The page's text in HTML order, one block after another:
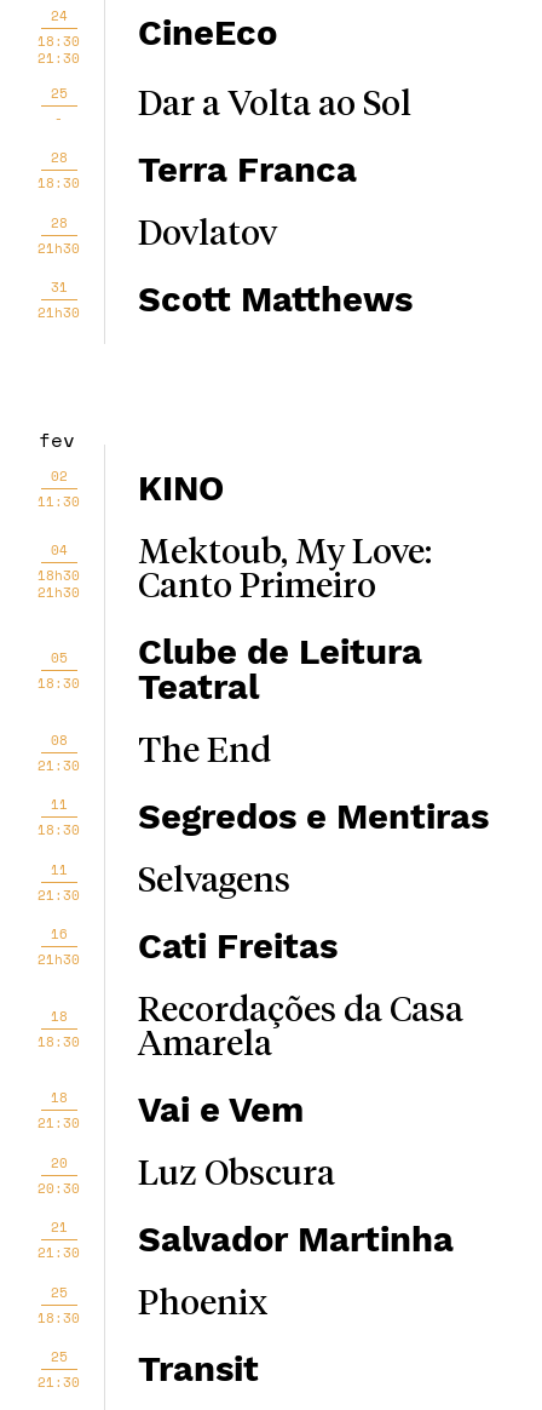
24
18:30
21:30
CineEco
25
-
Dar a Volta ao Sol
28
18:30
Terra Franca
28
21h30
Dovlatov
31
21h30
Scott Matthews
fev
02
11:30
KINO
04
18h30
21h30
Mektoub, My Love:
Canto Primeiro
05
18:30
Clube de Leitura
Teatral
08
21:30
The End
11
18:30
Segredos e Mentiras
11
21:30
Selvagens
16
21h30
Cati Freitas
18
18:30
Recordações da Casa
Amarela
18
21:30
Vai e Vem
20
20:30
Luz Obscura
21
21:30
Salvador Martinha
25
18:30
Phoenix
25
21:30
Transit